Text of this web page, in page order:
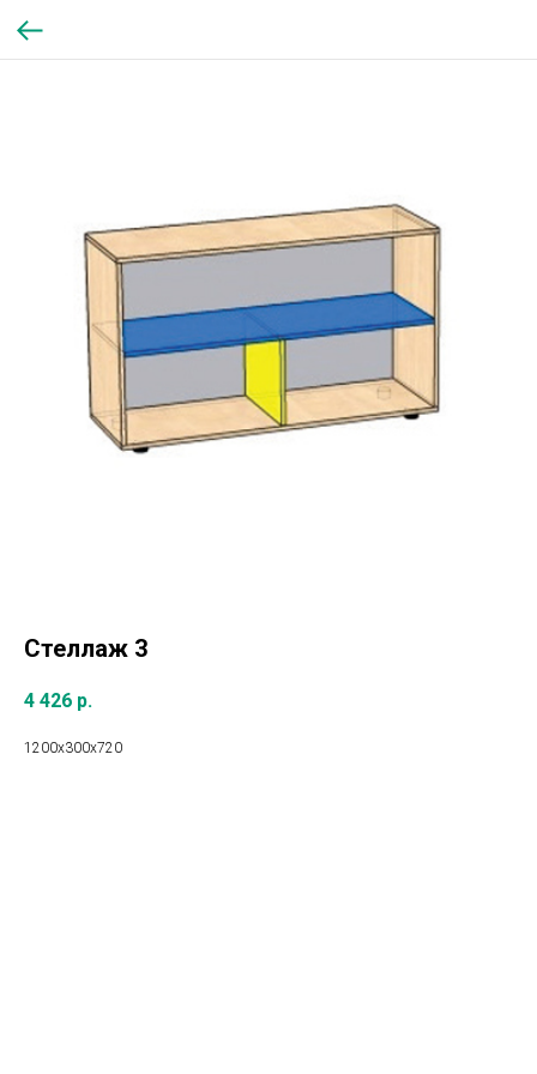
Стеллаж 3
4 426 р.
1200х300х720